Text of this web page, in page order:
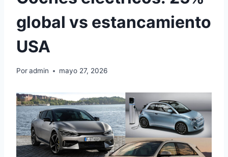
global vs estancamiento
USA
Poradmin mayo 27, 2026